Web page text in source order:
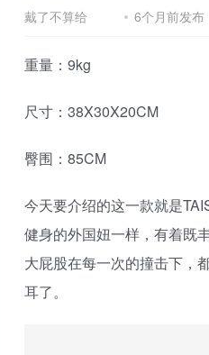
戴了不算给 6个月前发布
重量：9kg
尺寸：38X30X20CM
臀围：85CM
今天要介绍的这一款就是
健身的外国妞一样，有着既
大屁股在每一次的撞击下，
耳了。